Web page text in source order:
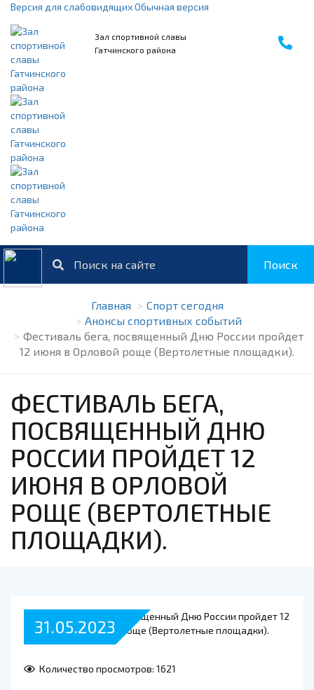
Версия для слабовидящихОбычная версия
Зал спортивной славы
Гатчинского района
Поиск
Главная
Спорт сегодня
Анонсы спортивных событий
Фестиваль бега, посвященный Дню России пройдет
12 июня в Орловой роще (Вертолетные площадки).
ФЕСТИВАЛЬ БЕГА,
ПОСВЯЩЕННЫЙ ДНЮ
РОССИИ ПРОЙДЕТ 12
ИЮНЯ В ОРЛОВОЙ
РОЩЕ (ВЕРТОЛЕТНЫЕ
ПЛОЩАДКИ).
31.05.2023
Количество просмотров: 1621